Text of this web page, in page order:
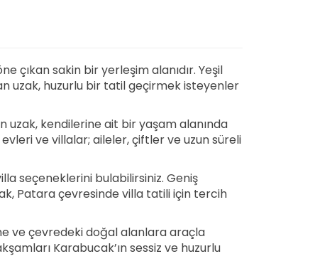
çıkan sakin bir yerleşim alanıdır. Yeşil
uzak, huzurlu bir tatil geçirmek isteyenler
kendilerine ait bir yaşam alanında
ve villalar; aileler, çiftler ve uzun süreli
seçeneklerini bulabilirsiniz. Geniş
Patara çevresinde villa tatili için tercih
ve çevredeki doğal alanlara araçla
Karabucak’ın sessiz ve huzurlu